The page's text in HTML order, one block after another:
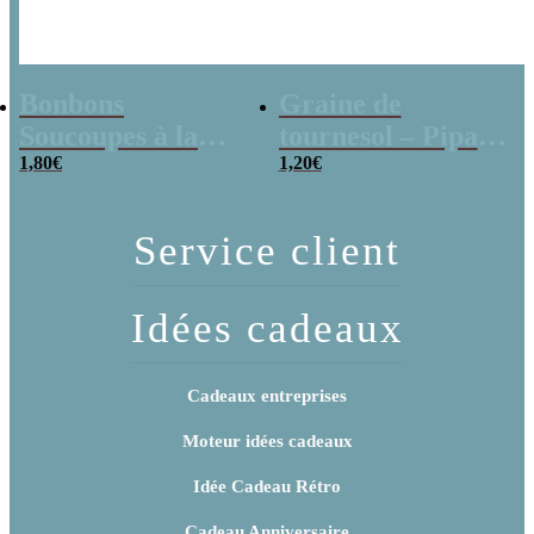
poudre (x20)
1,80€
x 3
1,20€
Service client
Idées cadeaux
Cadeaux entreprises
Moteur idées cadeaux
Idée Cadeau Rétro